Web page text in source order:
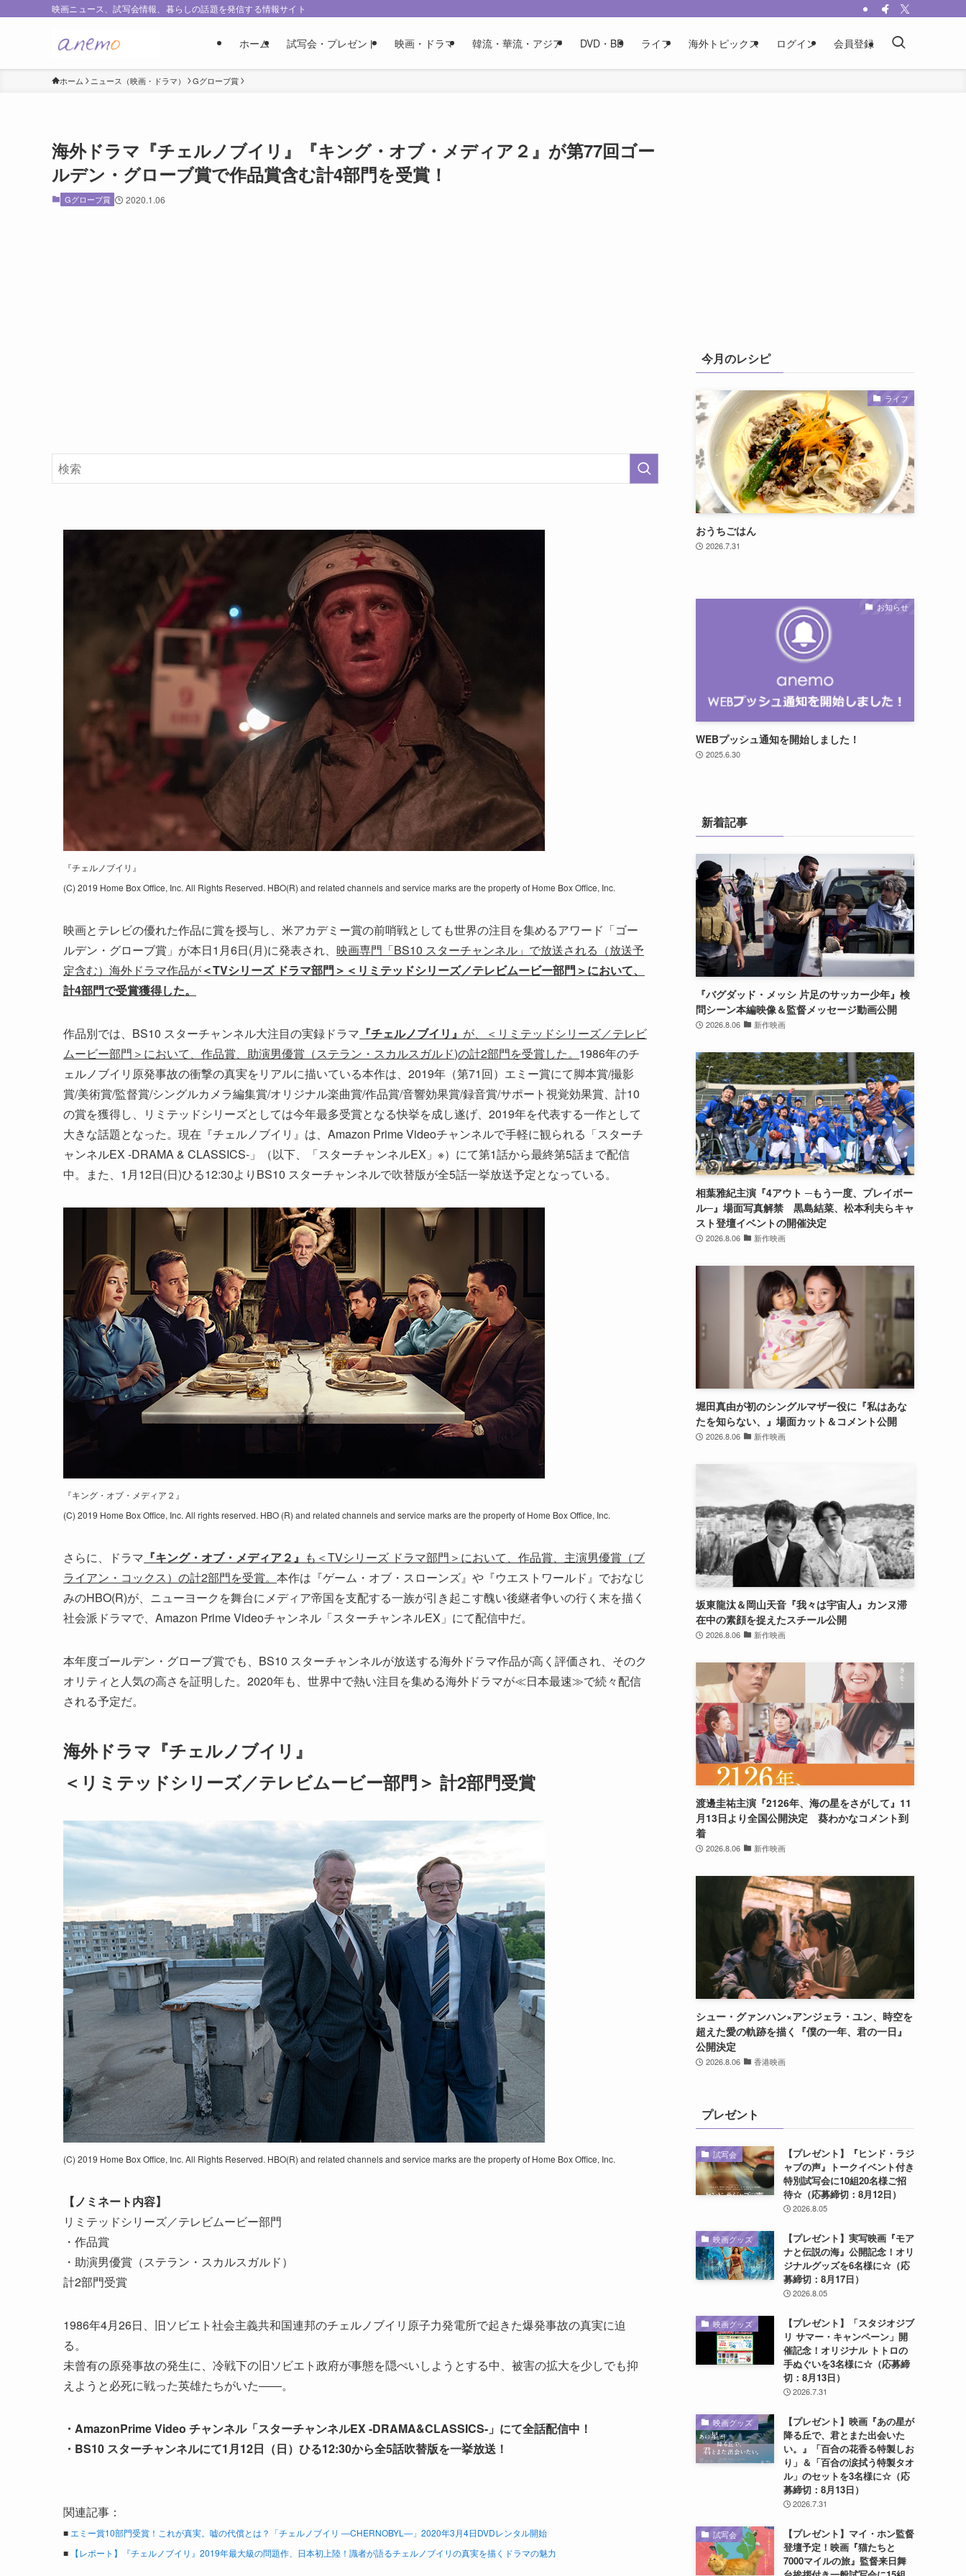
映画ニュース、試写会情報、暮らしの話題を発信する情報サイト
ホーム 試写会・プレゼント 映画・ドラマ 韓流・華流・アジア DVD・BD ライフ 海外トピックス ログイン 会員登録
ホーム ニュース（映画・ドラマ） Gグローブ賞
海外ドラマ『チェルノブイリ』『キング・オブ・メディア２』が第77回ゴー
ルデン・グローブ賞で作品賞含む計4部門を受賞！
Gグローブ賞 2020.1.06
『チェルノブイリ』
(C) 2019 Home Box Office, Inc. All Rights Reserved. HBO(R) and related channels and service marks are the property of Home Box Office, Inc.
映画とテレビの優れた作品に賞を授与し、米アカデミー賞の前哨戦としても世界の注目を集めるアワード「ゴー
ルデン・グローブ賞」が本日1月6日(月)に発表され、 映画専門「BS10 スターチャンネル」で放送される（放送予
定含む）海外ドラマ作品が＜TVシリーズ ドラマ部門＞＜リミテッドシリーズ／テレビムービー部門＞において、
計4部門で受賞獲得した。
作品別では、BS10 スターチャンネル大注目の実録ドラマ 『チェルノブイリ』 が、＜ リミテッドシリーズ／テレビ
ムービー部門＞において、 作品賞、助演男優賞（ステラン・スカルスガルド)の計2部門を受賞した。 1986年のチ
ェルノブイリ原発事故の衝撃の真実をリアルに描いている本作は、2019年（第71回）エミー賞にて脚本賞/撮影
賞/美術賞/監督賞/シングルカメラ編集賞/オリジナル楽曲賞/作品賞/音響効果賞/録音賞/サポート視覚効果賞、計10
の賞を獲得し、リミテッドシリーズとしては今年最多受賞となる快挙を成し遂げ、2019年を代表する一作として
大きな話題となった。現在『チェルノブイリ』は、Amazon Prime Videoチャンネルで手軽に観られる「スターチ
ャンネルEX -DRAMA & CLASSICS-」（以下、「スターチャンネルEX」※）にて第1話から最終第5話まで配信
中。また、1月12日(日)ひる12:30よりBS10 スターチャンネルで吹替版が全5話一挙放送予定となっている。
『キング・オブ・メディア２』
(C) 2019 Home Box Office, Inc. All rights reserved. HBO (R) and related channels and service marks are the property of Home Box Office, Inc.
さらに、ドラマ 『キング・オブ・メディア２』 も ＜TVシリーズ ドラマ部門＞において、作品賞、主演男優賞（ブ
ライアン・コックス） の計2部門を受賞。 本作は『ゲーム・オブ・スローンズ』や『ウエストワールド』でおなじ
みのHBO(R)が、ニューヨークを舞台にメディア帝国を支配する一族が引き起こす醜い後継者争いの行く末を描く
社会派ドラマで、Amazon Prime Videoチャンネル‎「スターチャンネルEX」にて配信中だ。
本年度ゴールデン・グローブ賞でも、BS10 スターチャンネルが放送する海外ドラマ作品が高く評価され、そのク
オリティと人気の高さを証明した。2020年も、世界中で熱い注目を集める海外ドラマが≪日本最速≫で続々配信
される予定だ。
海外ドラマ『チェルノブイリ』
＜リミテッドシリーズ／テレビムービー部門＞ 計2部門受賞
(C) 2019 Home Box Office, Inc. All Rights Reserved. HBO(R) and related channels and service marks are the property of Home Box Office, Inc.
【ノミネート内容】
リミテッドシリーズ／テレビムービー部門
・作品賞
・助演男優賞（ステラン・スカルスガルド）
計2部門受賞
1986年4月26日、旧ソビエト社会主義共和国連邦のチェルノブイリ原子力発電所で起きた爆発事故の真実に迫
る。
未曾有の原発事故の発生に、冷戦下の旧ソビエト政府が事態を隠ぺいしようとする中、被害の拡大を少しでも抑
えようと必死に戦った英雄たちがいた――。
・AmazonPrime Video チャンネル「スターチャンネルEX -DRAMA&CLASSICS-」にて全話配信中！
・BS10 スターチャンネルにて1月12日（日）ひる12:30から全5話吹替版を一挙放送！
関連記事：
■ エミー賞10部門受賞！これが真実。嘘の代償とは？「チェルノブイリ ―CHERNOBYL―」2020年3月4日DVDレンタル開始
■ 【レポート】『チェルノブイリ』2019年最大級の問題作、日本初上陸！識者が語るチェルノブイリの真実を描くドラマの魅力
今月のレシピ
ライフ
おうちごはん
2026.7.31
お知らせ
WEBプッシュ通知を開始しました！
2025.6.30
新着記事
『バグダッド・メッシ 片足のサッカー少年』検
問シーン本編映像＆監督メッセージ動画公開
2026.8.06 新作映画
相葉雅紀主演『4アウト ─もう一度、プレイボー
ル─』場面写真解禁 黒島結菜、松本利夫らキャ
スト登壇イベントの開催決定
2026.8.06 新作映画
堀田真由が初のシングルマザー役に『私はあな
たを知らない、』場面カット＆コメント公開
2026.8.06 新作映画
坂東龍汰＆岡山天音『我々は宇宙人』カンヌ滞
在中の素顔を捉えたスチール公開
2026.8.06 新作映画
渡邊圭祐主演『2126年、海の星をさがして』11
月13日より全国公開決定 葵わかなコメント到
着
2026.8.06 新作映画
シュー・グァンハン×アンジェラ・ユン、時空を
超えた愛の軌跡を描く『僕の一年、君の一日』
公開決定
2026.8.06 香港映画
プレゼント
試写会
【プレゼント】『ヒンド・ラジ
ャブの声』トークイベント付き
特別試写会に10組20名様ご招
待☆（応募締切：8月12日）
2026.8.05
映画グッズ
【プレゼント】実写映画『モア
ナと伝説の海』公開記念！オリ
ジナルグッズを6名様に☆（応
募締切：8月17日）
2026.8.05
映画グッズ
【プレゼント】「スタジオジブ
リ サマー・キャンペーン」開
催記念！オリジナル トトロの
手ぬぐいを3名様に☆（応募締
切：8月13日）
2026.7.31
映画グッズ
【プレゼント】映画『あの星が
降る丘で、君とまた出会いた
い。』「百合の花香る特製しお
り」＆「百合の涙拭う特製タオ
ル」のセットを3名様に☆（応
募締切：8月13日）
2026.7.31
試写会
【プレゼント】マイ・ホン監督
登壇予定！映画『猫たちと
7000マイルの旅』監督来日舞